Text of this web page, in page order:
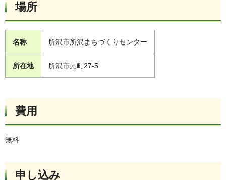
場所
名称 所沢市所沢まちづくりセンター
所在地 所沢市元町27-5
費用
無料
申し込み